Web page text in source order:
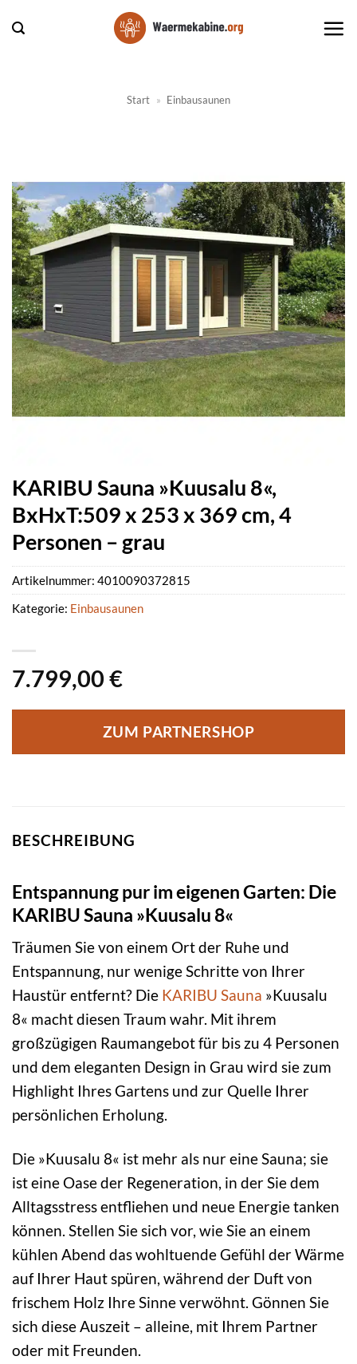
Inhalt
Start » Einbausaunen
KARIBU Sauna »Kuusalu 8«,
BxHxT:509 x 253 x 369 cm, 4
Personen – grau
7.799,00 €
ZUM PARTNERSHOP
Artikelnummer: 4010090372815
Kategorie: Einbausaunen
BESCHREIBUNG
Entspannung pur im eigenen Garten: Die
KARIBU Sauna »Kuusalu 8«
Träumen Sie von einem Ort der Ruhe und
Entspannung, nur wenige Schritte von Ihrer
Haustür entfernt? Die KARIBU Sauna »Kuusalu
8« macht diesen Traum wahr. Mit ihrem
großzügigen Raumangebot für bis zu 4 Personen
und dem eleganten Design in Grau wird sie zum
Highlight Ihres Gartens und zur Quelle Ihrer
persönlichen Erholung.
Die »Kuusalu 8« ist mehr als nur eine Sauna; sie
ist eine Oase der Regeneration, in der Sie dem
Alltagsstress entfliehen und neue Energie tanken
können. Stellen Sie sich vor, wie Sie an einem
kühlen Abend das wohltuende Gefühl der Wärme
auf Ihrer Haut spüren, während der Duft von
frischem Holz Ihre Sinne verwöhnt. Gönnen Sie
sich diese Auszeit – alleine, mit Ihrem Partner
oder mit Freunden.